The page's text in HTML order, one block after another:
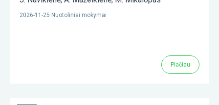
2026-11-25 Nuotoliniai mokymai
Plačiau